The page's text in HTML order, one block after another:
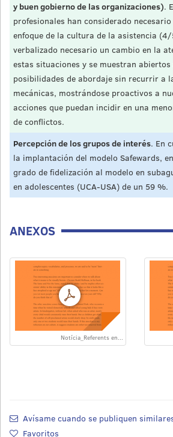
y buen gobierno de las organizaciones).
profesionales han considerado
enfoque de la cultura de la asistencia
verbalizado necesario un cambio en la
estas situaciones y se muestran
posibilidades de abordaje sin recurrir a
mecánicas, mostrándose proactivos a
acciones que puedan incidir en una
de conflictos.
Percepción de los grupos de interés. En
la implantación del modelo Safewards,
grado de fidelización al modelo en
en adolescentes (UCA-USA) de un 59 %.
ANEXOS
Notícia_Referents en...
Avísame cuando se publiquen
Favoritos